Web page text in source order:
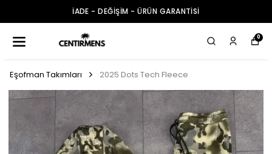
İADE - DEĞİŞİM - ÜRÜN GARANTİSİ
0
Eşofman Takımları 2025 Dots Tech Fleece